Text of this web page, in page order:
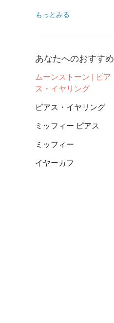
もっとみる
あなたへのおすすめ
ムーンストーン | ピア
ス・イヤリング
ピアス・イヤリング
ミッフィー ピアス
ミッフィー
イヤーカフ